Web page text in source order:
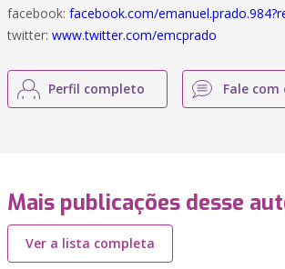
facebook: facebook.com/
twitter: www.twitter.com/emcprado
Perfil completo Fale
Mais publicações desse
Ver a lista completa